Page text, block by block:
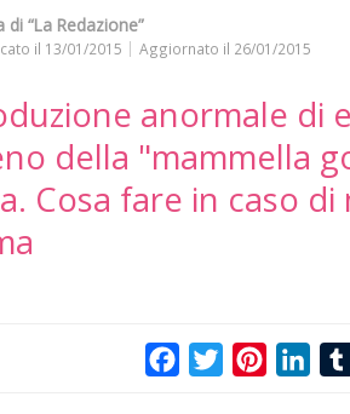
di “La Redazione”
il 13/01/2015 Aggiornato il 26/01/2015
anormale di
della "mammella
Cosa fare in caso
FacebookTwitterPinterest